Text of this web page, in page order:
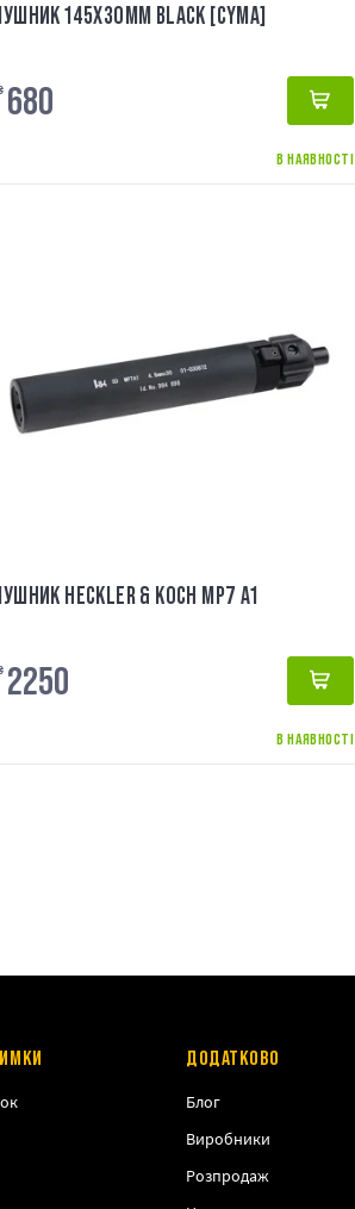
145X30MM BLACK [CYMA]
680
В НАЯВНОСТІ
HECKLER & KOCH MP7 A1
2250
В НАЯВНОСТІ
ДОДАТКОВО
Блог
Виробники
Розпродаж